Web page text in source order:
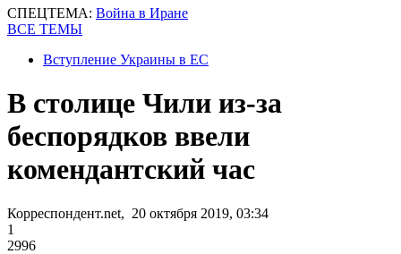
СПЕЦТЕМА: Война в Иране
ВСЕ ТЕМЫ
Вступление Украины в ЕС
В столице Чили из-за
беспорядков ввели
комендантский час
Корреспондент.net, 20 октября 2019, 03:34
1
2996